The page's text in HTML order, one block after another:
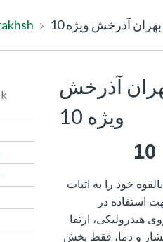
آذرخش ویژه 10
آذرخش
ویژه 10
بالقوه خود را به اثبات
استفاده در
هیدرولیکی، ارتقا
و دما، فقط بخش